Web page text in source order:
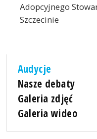
Adopcyjnego
Szczecinie
Audycje
Nasze debaty
Galeria zdjęć
Galeria wideo